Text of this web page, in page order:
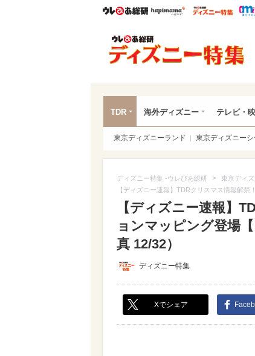
ウレぴあ総研ハピママ* ウ
TDR 海外ディズニー テレビ・
東京ディズニーランド 東京ディズニーシ
ディズニー特集 -ウレぴあ総研 > 東京ディ
【ディズニー速報】TDRクリスマス情報解禁
【ディズニー速報】
ョンマッピング登場
真 12/32）
ディズニー特集
Xでシェア